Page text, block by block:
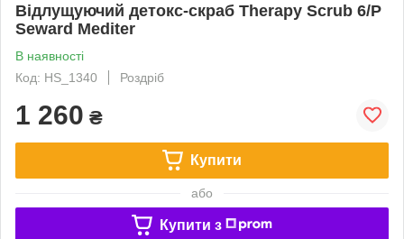
Відлущуючий детокс-скраб Therapy Scrub 6/P
Seward Mediter
В наявності
Код: HS_1340
Роздріб
1 260 ₴
Купити
або
Купити з